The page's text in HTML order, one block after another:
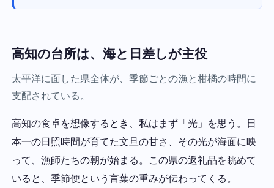
高知の台所は、海と日差しが主役
太平洋に面した県全体が、季節ごとの漁と柑橘の時間に
支配されている。
高知の食卓を想像するとき、私はまず「光」を思う。日
本一の日照時間が育てた文旦の甘さ、その光が海面に映
って、漁師たちの朝が始まる。この県の返礼品を眺めて
いると、季節便という言葉の重みが伝わってくる。